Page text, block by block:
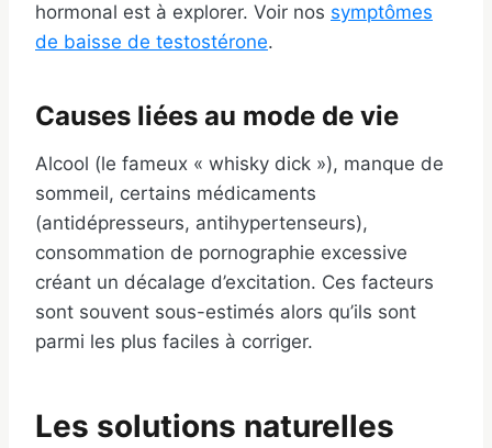
hormonal est à explorer. Voir nos symptômes
de baisse de testostérone.
Causes liées au mode de vie
Alcool (le fameux « whisky dick »), manque de
sommeil, certains médicaments
(antidépresseurs, antihypertenseurs),
consommation de pornographie excessive
créant un décalage d’excitation. Ces facteurs
sont souvent sous-estimés alors qu’ils sont
parmi les plus faciles à corriger.
Les solutions naturelles